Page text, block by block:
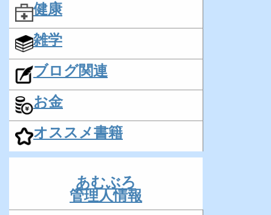
健康
雑学
ブログ関連
お金
オススメ書籍
あむぶろ
管理人情報